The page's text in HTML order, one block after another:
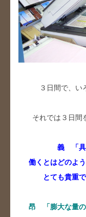
３日間で、い
それでは３日間
義 「具
働くとはどのよう
とても貴重で
昂 「膨大な量の